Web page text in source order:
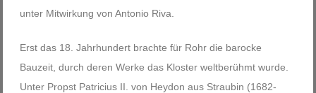
unter Mitwirkung von Antonio Riva.
Erst das 18. Jahrhundert brachte für Rohr die barocke
Bauzeit, durch deren Werke das Kloster weltberühmt wurde.
Unter Propst Patricius II. von Heydon aus Straubin (1682-